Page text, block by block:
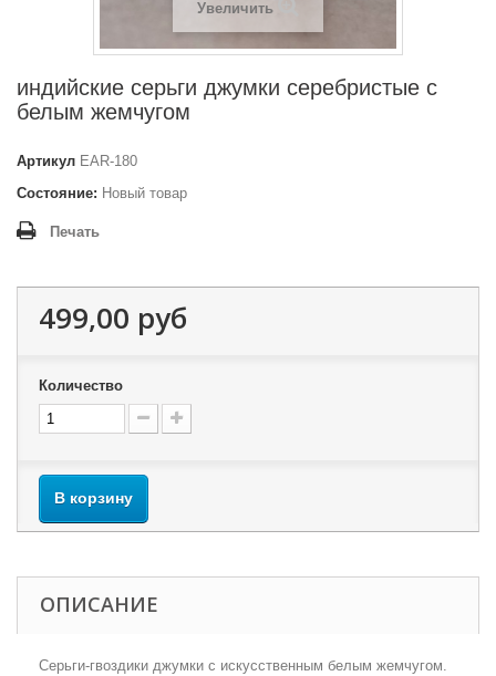
Увеличить
индийские серьги джумки серебристые с
белым жемчугом
Артикул EAR-180
Состояние: Новый товар
Печать
499,00 руб
Количество
В корзину
ОПИСАНИЕ
Серьги-гвоздики джумки с искусственным белым жемчугом.